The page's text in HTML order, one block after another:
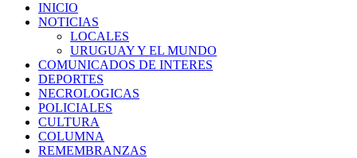
INICIO
NOTICIAS
LOCALES
URUGUAY Y EL MUNDO
COMUNICADOS DE INTERES
DEPORTES
NECROLOGICAS
POLICIALES
CULTURA
COLUMNA
REMEMBRANZAS